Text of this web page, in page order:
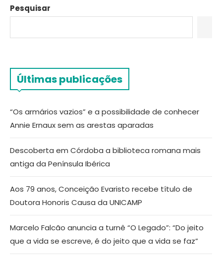
Pesquisar
Últimas publicações
“Os armários vazios” e a possibilidade de conhecer
Annie Ernaux sem as arestas aparadas
Descoberta em Córdoba a biblioteca romana mais
antiga da Península Ibérica
Aos 79 anos, Conceição Evaristo recebe título de
Doutora Honoris Causa da UNICAMP
Marcelo Falcão anuncia a turnê “O Legado”: “Do jeito
que a vida se escreve, é do jeito que a vida se faz”